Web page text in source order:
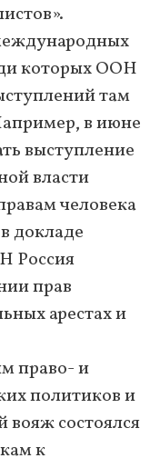
которых ООН
там
в июне
выступление
власти
человека
докладе
Россия
прав
арестах и
право- и
политиков и
вояж состоялся
к